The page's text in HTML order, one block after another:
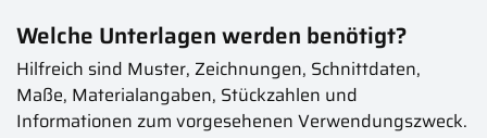
Welche Unterlagen werden benötigt?
Hilfreich sind Muster, Zeichnungen, Schnittdaten,
Maße, Materialangaben, Stückzahlen und
Informationen zum vorgesehenen Verwendungszweck.